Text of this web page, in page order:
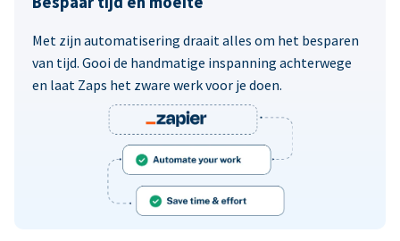
Met zijn automatisering draait alles om het besparen
van tijd. Gooi de handmatige inspanning achterwege
en laat Zaps het zware werk voor je doen.